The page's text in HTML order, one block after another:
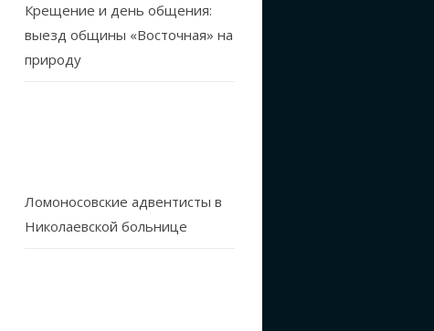
Крещение и день общения:
выезд общины «Восточная» на
природу
Ломоносовские адвентисты в
Николаевской больнице